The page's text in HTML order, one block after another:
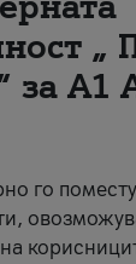
„
за А1
го